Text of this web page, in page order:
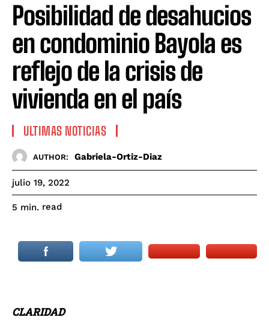
Posibilidad de desahucios
en condominio Bayola es
reflejo de la crisis de
vivienda en el país
ULTIMAS NOTICIAS
AUTHOR: Gabriela-Ortiz-Diaz
julio 19, 2022
5 min. read
CLARIDAD